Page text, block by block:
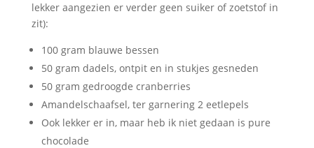
lekker aangezien er verder geen suiker of zoetstof in
zit):
100 gram blauwe bessen
50 gram dadels, ontpit en in stukjes gesneden
50 gram gedroogde cranberries
Amandelschaafsel, ter garnering 2 eetlepels
Ook lekker er in, maar heb ik niet gedaan is pure
chocolade